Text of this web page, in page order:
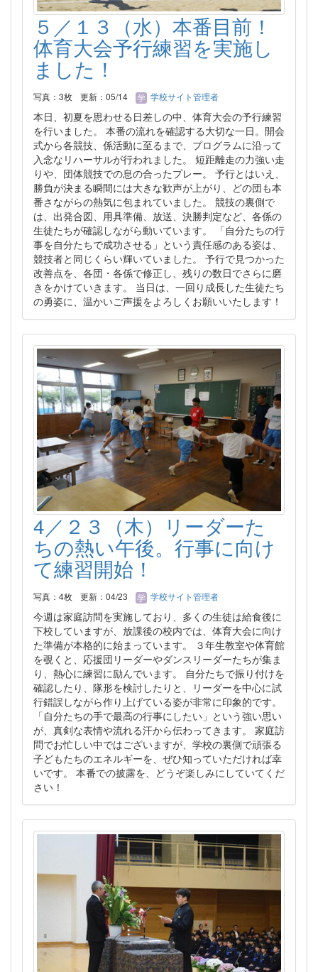
５／１３（水）本番目前！
体育大会予行練習を実施し
ました！
写真：3枚 更新：05/14 学校サイト管理者
本日、初夏を思わせる日差しの中、体育大会の予行練習
を行いました。 本番の流れを確認する大切な一日。開会
式から各競技、係活動に至るまで、プログラムに沿って
入念なリハーサルが行われました。 短距離走の力強い走
りや、団体競技での息の合ったプレー。 予行とはいえ、
勝負が決まる瞬間には大きな歓声が上がり、どの団も本
番さながらの熱気に包まれていました。 競技の裏側で
は、出発合図、用具準備、放送、決勝判定など、各係の
生徒たちが確認しながら動いています。 「自分たちの行
事を自分たちで成功させる」という責任感のある姿は、
競技者と同じくらい輝いていました。 予行で見つかった
改善点を、各団・各係で修正し、残りの数日でさらに磨
きをかけていきます。 当日は、一回り成長した生徒たち
の勇姿に、温かいご声援をよろしくお願いいたします！
4／２３（木）リーダーた
ちの熱い午後。行事に向け
て練習開始！
写真：4枚 更新：04/23 学校サイト管理者
今週は家庭訪問を実施しており、多くの生徒は給食後に
下校していますが、放課後の校内では、体育大会に向け
た準備が本格的に始まっています。 ３年生教室や体育館
を覗くと、応援団リーダーやダンスリーダーたちが集ま
り、熱心に練習に励んでいます。 自分たちで振り付けを
確認したり、隊形を検討したりと、リーダーを中心に試
行錯誤しながら作り上げている姿が非常に印象的です。
「自分たちの手で最高の行事にしたい」という強い思い
が、真剣な表情や流れる汗から伝わってきます。 家庭訪
問でお忙しい中ではございますが、学校の裏側で頑張る
子どもたちのエネルギーを、ぜひ知っていただければ幸
いです。 本番での披露を、どうぞ楽しみにしていてくだ
さい！